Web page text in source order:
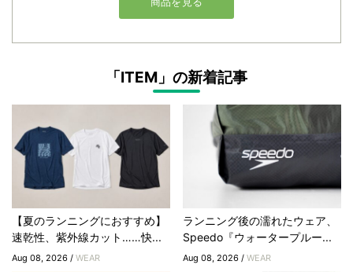
「ITEM」の新着記事
【夏のランニングにおすすめ】
速乾性、紫外線カット……快...
Aug 08, 2026 / WEAR
ランニング後の濡れたウェア、
Speedo『ウォータープルー...
Aug 08, 2026 /WEAR